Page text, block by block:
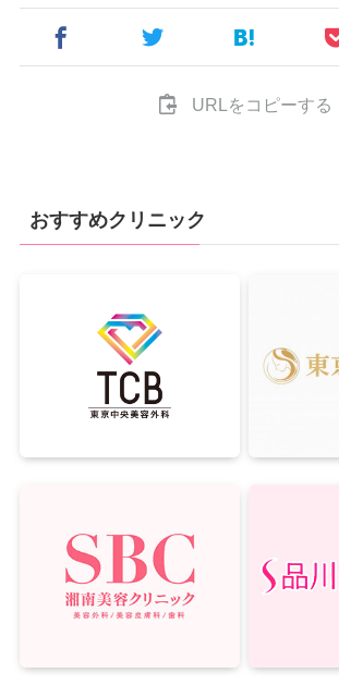
URLをコピーする
おすすめクリニック